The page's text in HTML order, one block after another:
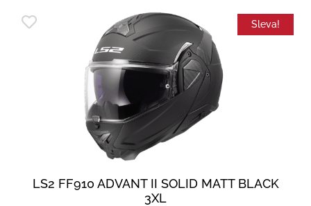
Sleva!
LS2 FF910 ADVANT II SOLID MATT BLACK
3XL